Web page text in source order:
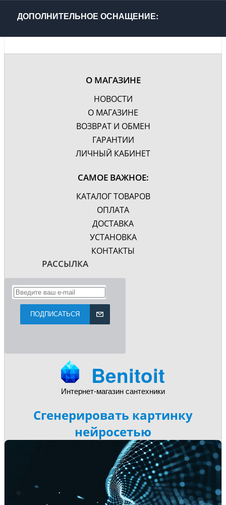
Гарантия, лет 2
ДОПОЛНИТЕЛЬНОЕ ОСНАЩЕНИЕ:
О МАГАЗИНЕ
НОВОСТИ
О МАГАЗИНЕ
ВОЗВРАТ И ОБМЕН
ГАРАНТИИ
ЛИЧНЫЙ КАБИНЕТ
САМОЕ ВАЖНОЕ:
КАТАЛОГ ТОВАРОВ
ОПЛАТА
ДОСТАВКА
УСТАНОВКА
КОНТАКТЫ
РАССЫЛКА
ПОДПИСАТЬСЯ
Benitoit
Интернет-магазин сантехники
Сгенерировать картинку
нейросетью